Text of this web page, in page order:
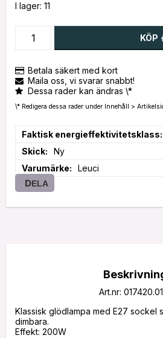
I lager: 11
KÖP
Betala säkert med kort
Maila oss, vi svarar snabbt!
Dessa rader kan ändras \*
\* Redigera dessa rader under Innehåll >
Faktisk energieffektivitetsklass
Skick
Ny
Varumärke
Leuci
DELA
Art.nr:
Klassisk glödlampa med E27 sockel
dimbara.
Effekt: 200W